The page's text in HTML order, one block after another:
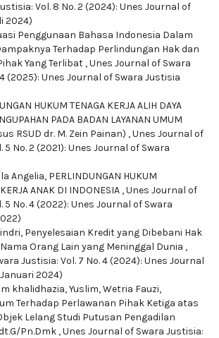
Vol. 8 No. 2 (2024): Unes Journal of
2024)
Penggunaan Bahasa Indonesia Dalam
Terhadap Perlindungan Hak dan
Yang Terlibat ,Unes Journal of Swara
(2025): Unes Journal of Swara Justisia
HUKUM TENAGA KERJA ALIH DAYA
PADA BADAN LAYANAN UMUM
RSUD dr. M. Zein Painan) ,Unes Journal of
5 No. 2 (2021): Unes Journal of Swara
Angelia, PERLINDUNGAN HUKUM
ANAK DI INDONESIA ,Unes Journal of
5 No. 4 (2022): Unes Journal of Swara
Penyelesaian Kredit yang Dibebani Hak
Orang Lain yang Meninggal Dunia ,
Justisia: Vol. 7 No. 4 (2024): Unes Journal
2024)
khalidhazia, Yuslim, Wetria Fauzi,
Terhadap Perlawanan Pihak Ketiga atas
Lelang Studi Putusan Pengadilan
Pn.Dmk ,Unes Journal of Swara Justisia: